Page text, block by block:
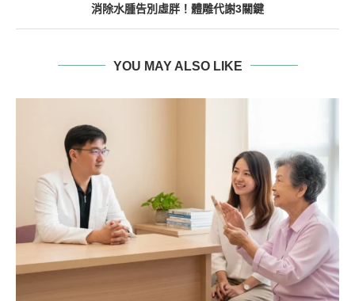
消除水腫告別虛胖！體雕代謝3關鍵
YOU MAY ALSO LIKE